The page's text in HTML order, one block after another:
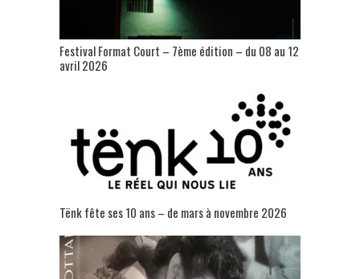
Festival Format Court – 7ème édition – du 08 au 12
avril 2026
Tënk fête ses 10 ans – de mars à novembre 2026